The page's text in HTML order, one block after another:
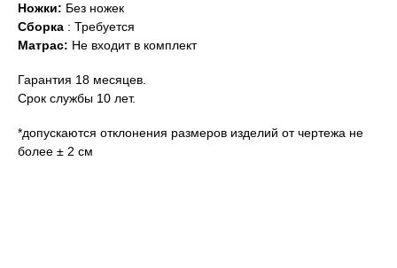
Ножки: Без ножек
Сборка : Требуется
Матрас: Не входит в комплект
Гарантия 18 месяцев.
Срок службы 10 лет.
*допускаются отклонения размеров изделий от чертежа не
более ± 2 см